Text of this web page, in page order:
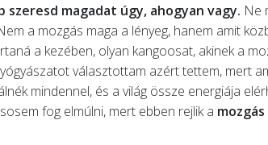
magadat úgy, ahogyan vagy. Ne
a mozgás maga a lényeg, hanem amit
a kezében, olyan kangoosat, akinek a
választottam azért tettem, mert
mindennel, és a világ össze energiája
fog elmúlni, mert ebben rejlik a